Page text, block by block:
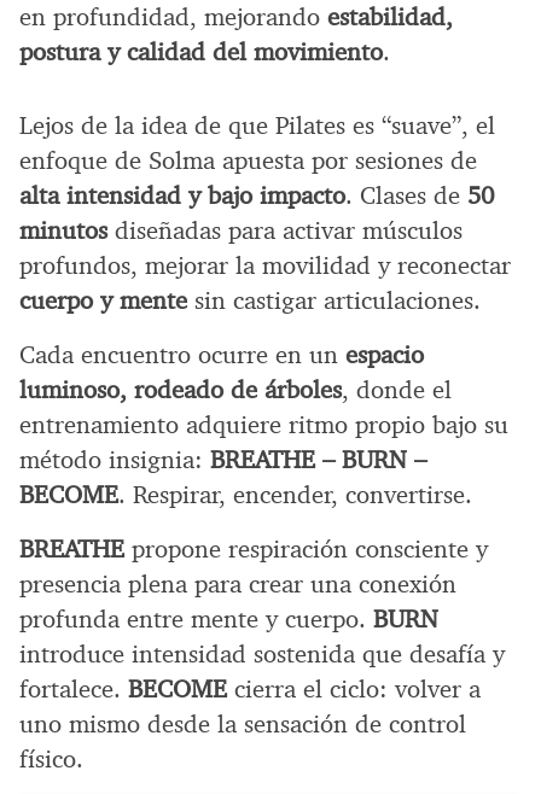
en profundidad, mejorando estabilidad,
postura y calidad del movimiento.
Lejos de la idea de que Pilates es “suave”, el
enfoque de Solma apuesta por sesiones de
alta intensidad y bajo impacto. Clases de 50
minutosdiseñadas para activar músculos
profundos, mejorar la movilidad y reconectar
cuerpo y mente sin castigar articulaciones.
Cada encuentro ocurre en un espacio
luminoso, rodeado de árboles, donde el
entrenamiento adquiere ritmo propio bajo su
método insignia: BREATHE – BURN –
BECOME. Respirar, encender, convertirse.
BREATHEpropone respiración consciente y
presencia plena para crear una conexión
profunda entre mente y cuerpo. BURN
introduce intensidad sostenida que desafía y
fortalece. BECOMEcierra el ciclo: volver a
uno mismo desde la sensación de control
físico.